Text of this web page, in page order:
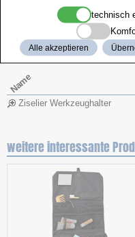
Name
Ziselier Werkzeughalter
weitere interessante
technisch
Alle akzeptieren